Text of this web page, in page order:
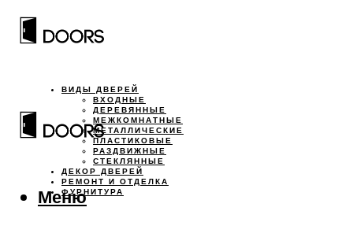
ВИДЫ ДВЕРЕЙ
ВХОДНЫЕ
ДЕРЕВЯННЫЕ
МЕЖКОМНАТНЫЕ
МЕТАЛЛИЧЕСКИЕ
ПЛАСТИКОВЫЕ
РАЗДВИЖНЫЕ
СТЕКЛЯННЫЕ
ДЕКОР ДВЕРЕЙ
РЕМОНТ И ОТДЕЛКА
ФУРНИТУРА
Меню